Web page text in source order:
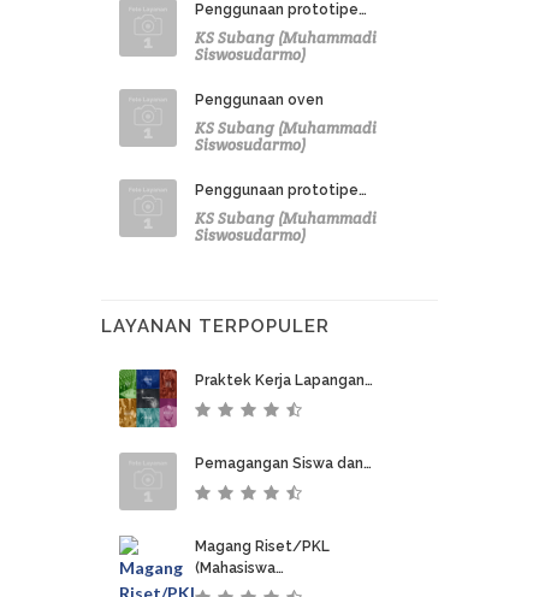
Penggunaan prototipe…
KS Subang (Muhammadi
Siswosudarmo)
Penggunaan oven
KS Subang (Muhammadi
Siswosudarmo)
Penggunaan prototipe…
KS Subang (Muhammadi
Siswosudarmo)
LAYANAN TERPOPULER
Praktek Kerja Lapangan…
Pemagangan Siswa dan…
Magang Riset/PKL
(Mahasiswa…